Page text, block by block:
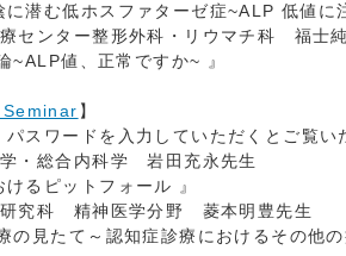
に潜む低ホスファターゼ症~ALP 低値に
センター整形外科・リウマチ科 福士
~ALP値、正常ですか~ 』
】
パスワードを入力していただくとご覧
・総合内科学 岩田充永先生
けるピットフォール 』
研究科 精神医学分野 菱本明豊先生
の見たて～認知症診療におけるその他